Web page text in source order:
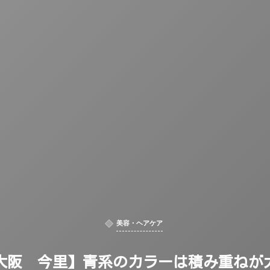
美容・ヘアケア
阪 今里】青系のカラーは積み重ねが